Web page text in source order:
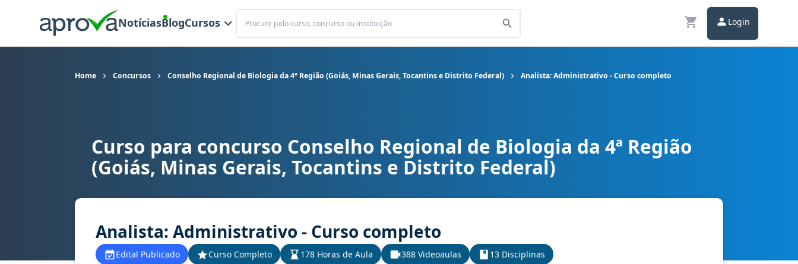
NotíciasBlogCursos
Buscar
Login
Home Concursos Conselho Regional de Biologia da 4ª Região (Goiás, Minas Gerais, Tocantins e Distrito Federal) Analista: Administrativo - Curso completo
Curso para concurso CRBio 4 - Conselho Regional de Biologia da 4ª Região (Goiás, Minas Gerais, Tocantins e Distrito Federal) cargo Analista: Administrativo - Curso completo
Curso para concurso Conselho Regional de Biologia da 4ª Região
(Goiás, Minas Gerais, Tocantins e Distrito Federal)
Analista: Administrativo - Curso completo
Edital Publicado Curso Completo 178 Horas de Aula 388 Videoaulas 13 Disciplinas